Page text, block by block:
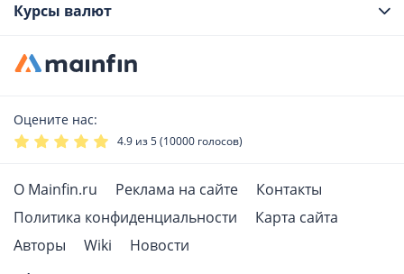
Курсы валют
Оцените нас:
4.9 из 5 (10000 голосов)
О Mainfin.ru Реклама на сайте
Контакты
Политика конфиденциальности
Карта сайта
Авторы
Wiki Новости